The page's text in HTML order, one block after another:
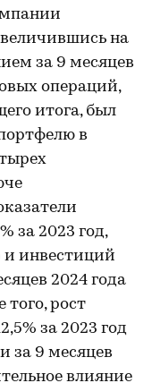
на
за 9 месяцев
операций,
итога, был
в
за 2023 год,
и инвестиций
2024 года
рост
за 2023 год
за 9 месяцев
влияние